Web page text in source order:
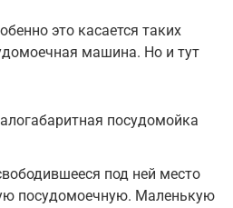
это касается таких
машина. Но и тут
посудомойка
под ней место
посудомоечную. Маленькую